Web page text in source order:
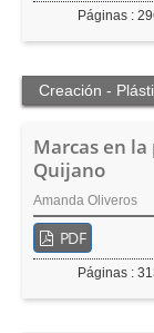
Páginas :
Creación -
Marcas en
Quijano
Amanda Oliveros
PDF
Páginas :